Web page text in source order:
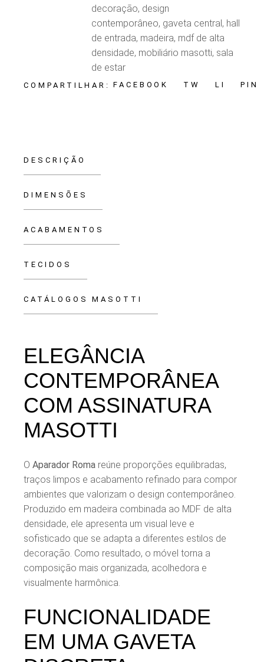
decoração, design
contemporâneo, gaveta central, hall
de entrada, madeira, mdf de alta
densidade, mobiliário masotti, sala
de estar
COMPARTILHAR: FACEBOOK TW LI PIN
DESCRIÇÃO
DIMENSÕES
ACABAMENTOS
TECIDOS
CATÁLOGOS MASOTTI
ELEGÂNCIA
CONTEMPORÂNEA
COM ASSINATURA
MASOTTI
OAparador Roma reúne proporções equilibradas,
traços limpos e acabamento refinado para compor
ambientes que valorizam o design contemporâneo.
Produzido em madeira combinada ao MDF de alta
densidade, ele apresenta um visual leve e
sofisticado que se adapta a diferentes estilos de
decoração. Como resultado, o móvel torna a
composição mais organizada, acolhedora e
visualmente harmônica.
FUNCIONALIDADE
EM UMA GAVETA